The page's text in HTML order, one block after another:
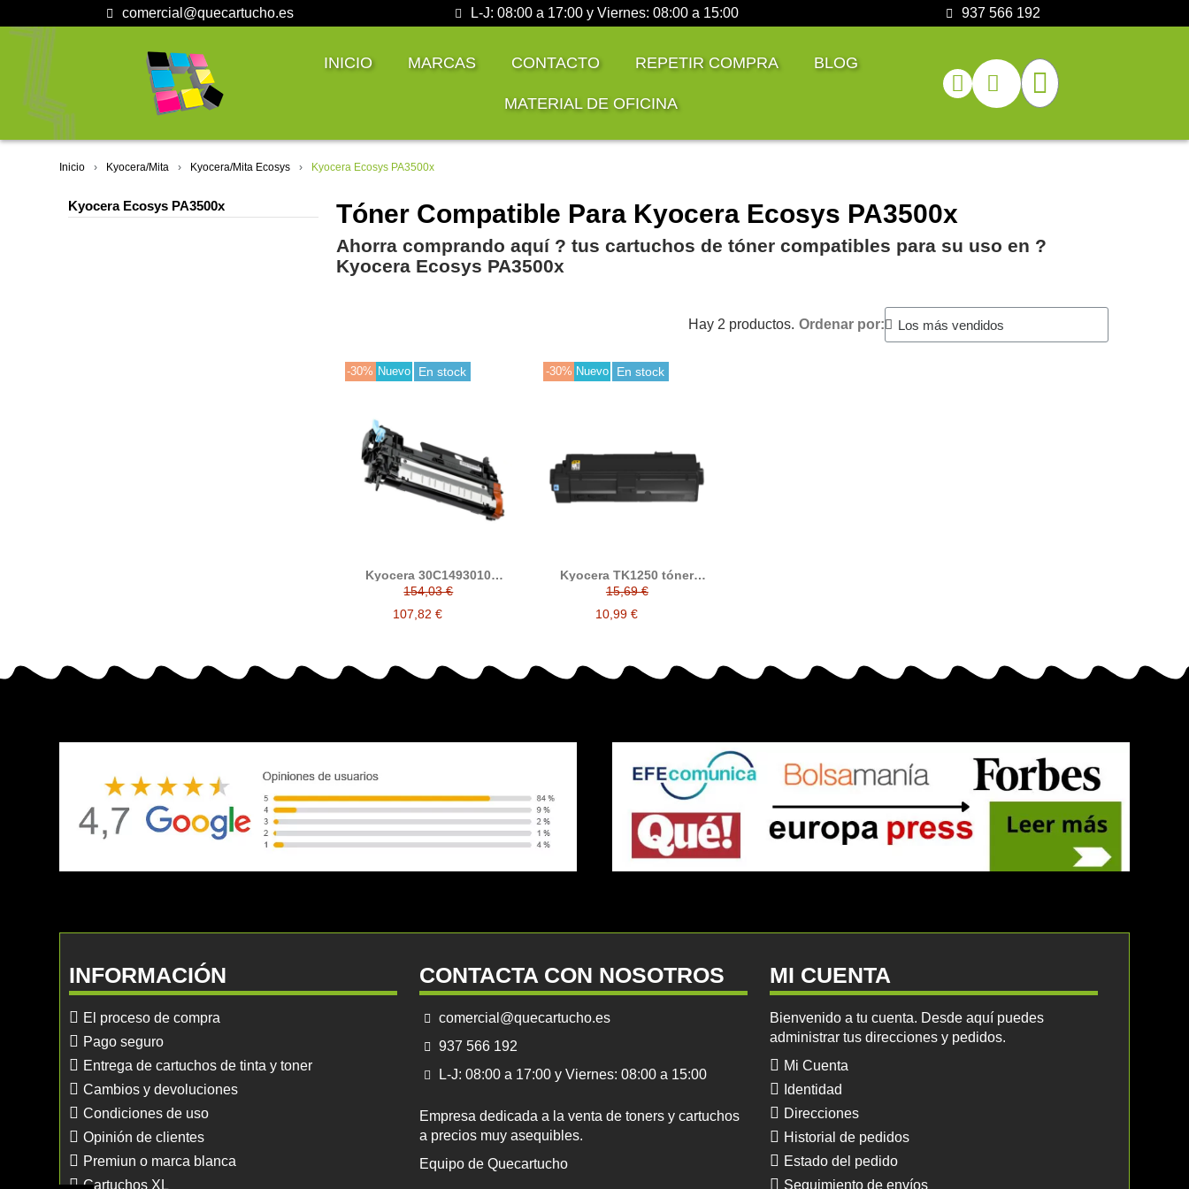
comercial@quecartucho.es L-J: 08:00 a 17:00 y Viernes: 08:00 a 15:00 937 566 192
INICIO MARCAS CONTACTO REPETIR COMPRA BLOG
MATERIAL DE OFICINA
Inicio Kyocera/Mita Kyocera/Mita Ecosys Kyocera Ecosys PA3500x
Kyocera Ecosys PA3500x Tóner Compatible Para Kyocera Ecosys PA3500x
Ahorra comprando aquí ? tus cartuchos de tóner compatibles para su uso en ?️
Kyocera Ecosys PA3500x
Hay 2 productos. Ordenar por:
-30% Nuevo En stock
Kyocera 30C1493010
developer compatible
154,03 €
107,82 €
-30% Nuevo En stock
Kyocera TK1250 tóner
compatible (1T0C3H0NL0)
15,69 €
10,99 €
INFORMACIÓN
El proceso de compra
Pago seguro
Entrega de cartuchos de tinta y toner
Cambios y devoluciones
Condiciones de uso
Opinión de clientes
Premiun o marca blanca
Cartuchos XL
CONTACTA CON NOSOTROS
comercial@quecartucho.es
937 566 192
L-J: 08:00 a 17:00 y Viernes: 08:00 a 15:00
Empresa dedicada a la venta de toners y cartuchos
a precios muy asequibles.
Equipo de Quecartucho
MI CUENTA
Bienvenido a tu cuenta. Desde aquí puedes
administrar tus direcciones y pedidos.
Mi Cuenta
Identidad
Direcciones
Historial de pedidos
Estado del pedido
Seguimiento de envíos